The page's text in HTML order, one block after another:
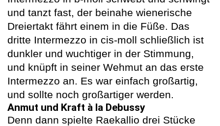
und tanzt fast, der beinahe wienerische
Dreiertakt fährt einem in die Füße. Das
dritte Intermezzo in cis-moll schließlich ist
dunkler und wuchtiger in der Stimmung,
und knüpft in seiner Wehmut an das erste
Intermezzo an. Es war einfach großartig,
und sollte noch großartiger werden.
Anmut und Kraft à la Debussy
Denn dann spielte Raekallio drei Stücke